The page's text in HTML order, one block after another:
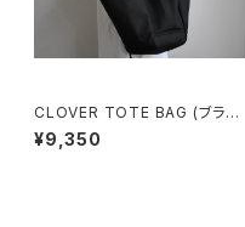
CLOVER TOTE BAG (ブラッ
ク)
¥9,350